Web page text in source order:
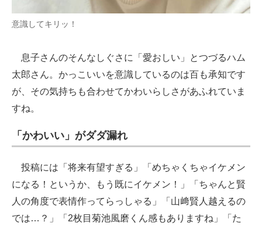
意識してキリッ！
息子さんのそんなしぐさに「愛おしい」とつづるハム
太郎さん。かっこいいを意識しているのは百も承知です
が、その気持ちも合わせてかわいらしさがあふれていま
すね。
「かわいい」がダダ漏れ
投稿には「将来有望すぎる」「めちゃくちゃイケメン
になる！というか、もう既にイケメン！」「ちゃんと賢
人の角度で表情作ってらっしゃる」「山﨑賢人越えるの
では…？」「2枚目菊池風磨くん感もありますね」「た